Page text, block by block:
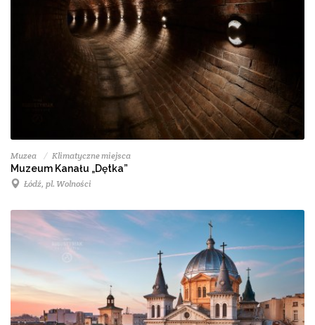
Muzea Klimatyczne miejsca
Muzeum Kanału „Dętka”
Łódź, pl. Wolności